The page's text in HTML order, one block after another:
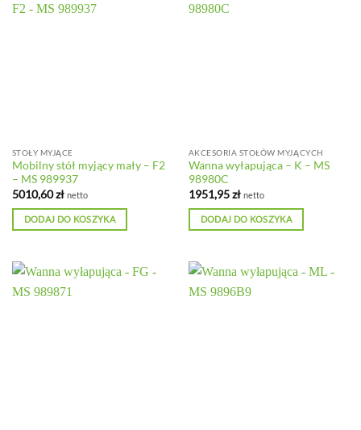
STOŁY MYJĄCE
Mobilny stół myjący mały – F2
– MS 989937
5010,60zł netto
DODAJ DO KOSZYKA
AKCESORIA STOŁÓW MYJĄCYCH
Wanna wyłapująca – K – MS
98980C
1951,95zł netto
DODAJ DO KOSZYKA